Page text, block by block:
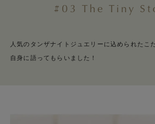
#03 The Tiny
人気のタンザナイトジュエリーに込められたこ
自身に語ってもらいました！